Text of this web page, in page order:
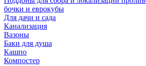
бочки и еврокубы
Для дачи и сада
Канализация
Вазоны
Баки для душа
Кашпо
Компостер